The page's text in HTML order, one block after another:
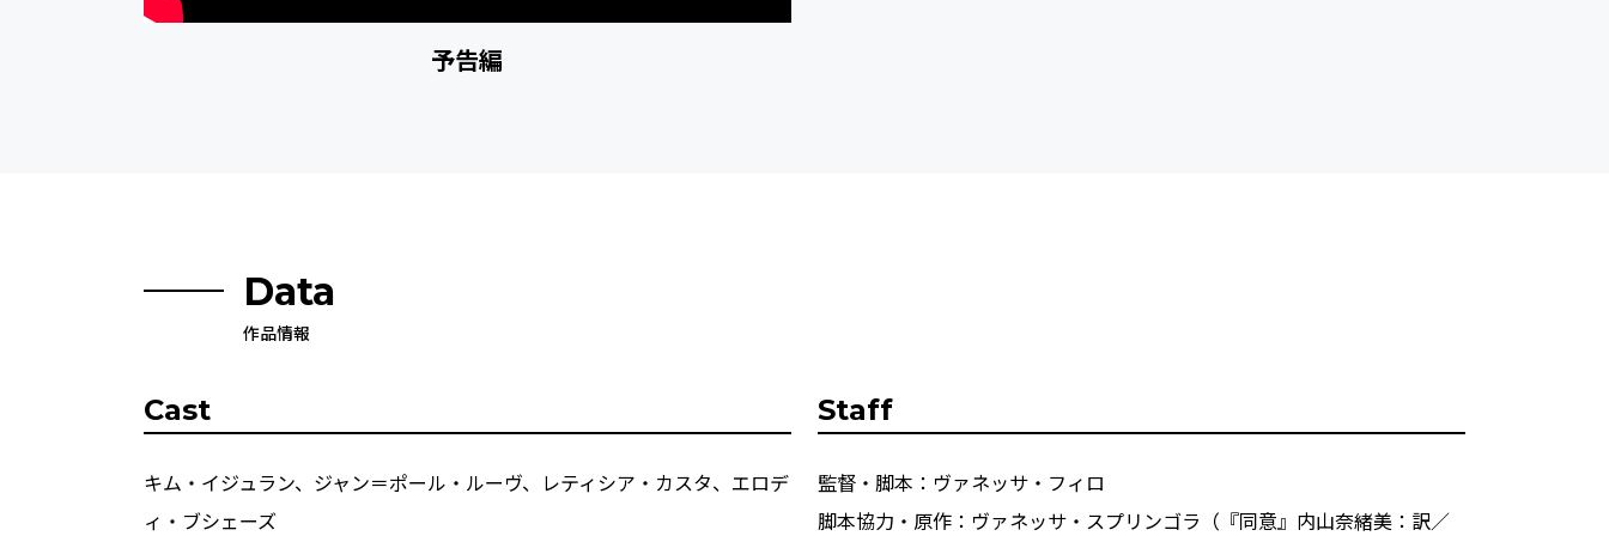
予告編
Data
作品情報
Cast
キム・イジュラン、ジャン＝ポール・ルーヴ、レティシア・カスタ、エロデ
ィ・ブシェーズ
Staff
監督・脚本：ヴァネッサ・フィロ
脚本協力・原作：ヴァネッサ・スプリンゴラ（『同意』内山奈緒美：訳／